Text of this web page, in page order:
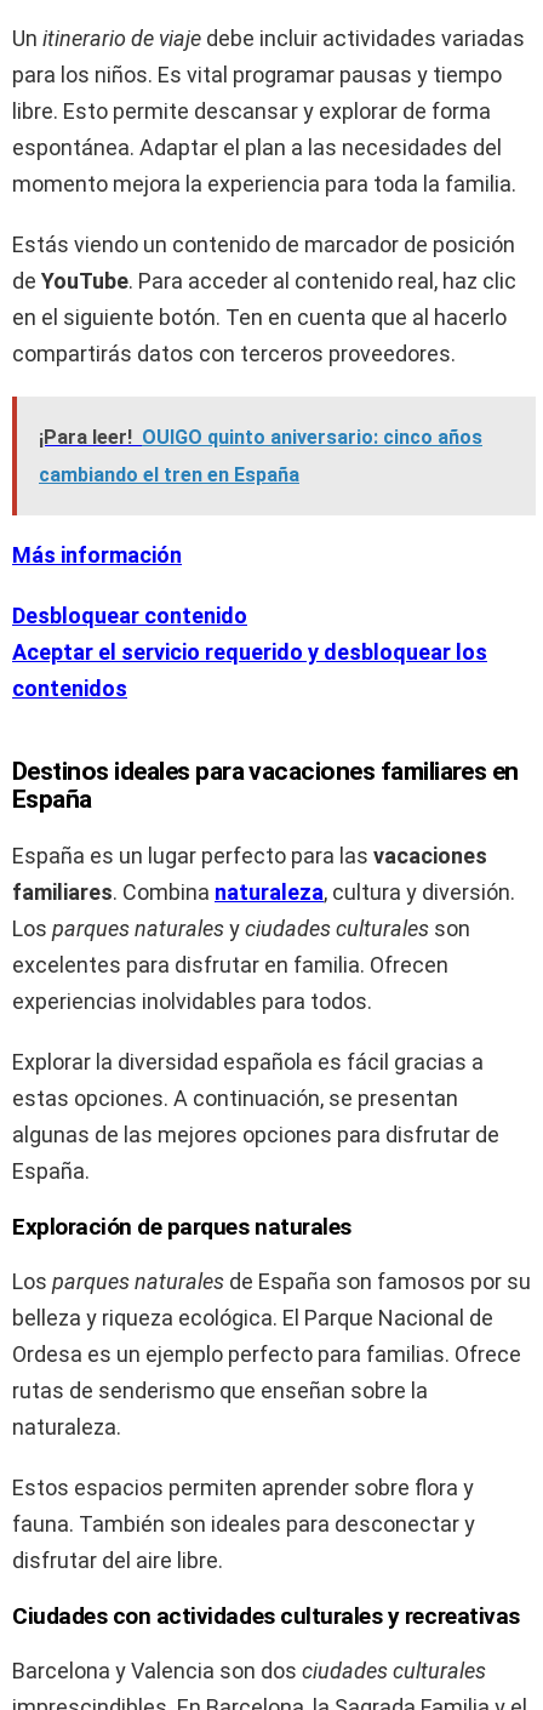
Un itinerario de viaje debe incluir actividades variadas
para los niños. Es vital programar pausas y tiempo
libre. Esto permite descansar y explorar de forma
espontánea. Adaptar el plan a las necesidades del
momento mejora la experiencia para toda la familia.
Estás viendo un contenido de marcador de posición
de YouTube. Para acceder al contenido real, haz clic
en el siguiente botón. Ten en cuenta que al hacerlo
compartirás datos con terceros proveedores.
¡Para leer! OUIGO quinto aniversario: cinco años
cambiando el tren en España
Más información
Desbloquear contenido
Aceptar el servicio requerido y desbloquear los
contenidos
Destinos ideales para vacaciones familiares en
España
España es un lugar perfecto para las vacaciones
familiares. Combina naturaleza, cultura y diversión.
Los parques naturalesyciudades culturales son
excelentes para disfrutar en familia. Ofrecen
experiencias inolvidables para todos.
Explorar la diversidad española es fácil gracias a
estas opciones. A continuación, se presentan
algunas de las mejores opciones para disfrutar de
España.
Exploración de parques naturales
Los parques naturales de España son famosos por su
belleza y riqueza ecológica. El Parque Nacional de
Ordesa es un ejemplo perfecto para familias. Ofrece
rutas de senderismo que enseñan sobre la
naturaleza.
Estos espacios permiten aprender sobre flora y
fauna. También son ideales para desconectar y
disfrutar del aire libre.
Ciudades con actividades culturales y recreativas
Barcelona y Valencia son dos ciudades culturales